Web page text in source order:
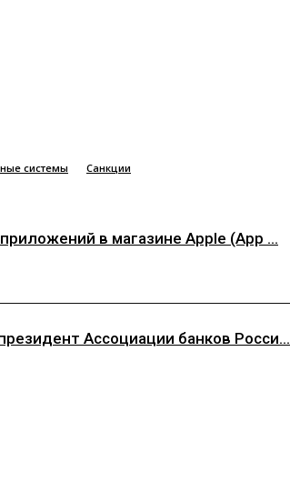
системы Санкции
в магазине Apple (App ...
Ассоциации банков Росси...